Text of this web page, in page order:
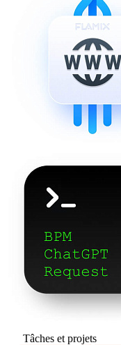
Tâches et projets